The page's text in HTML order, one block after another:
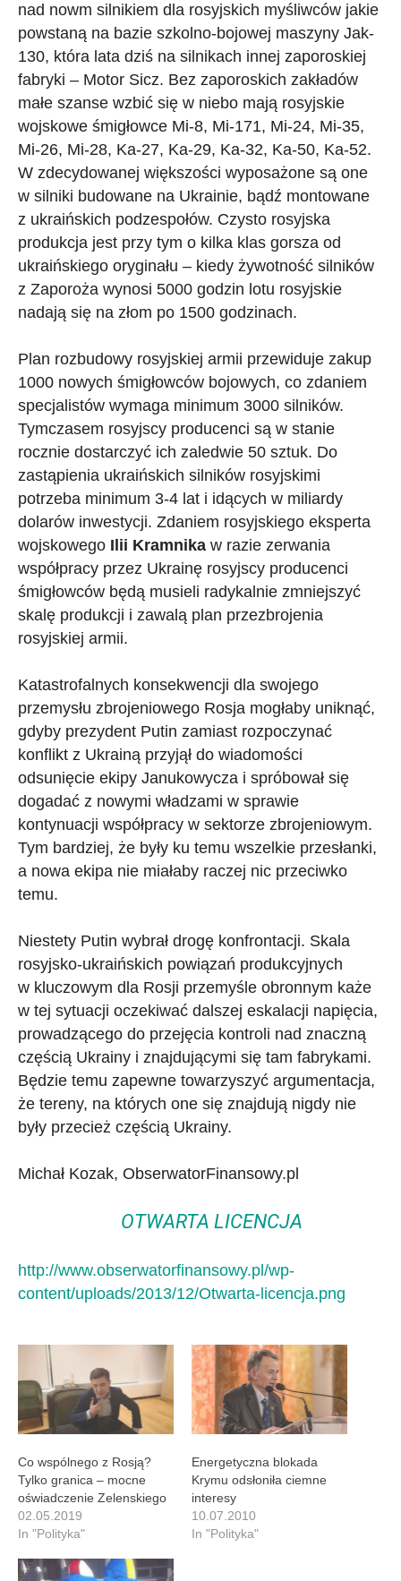
nad nowm silnikiem dla rosyjskich myśliwców jakie
powstaną na bazie szkolno-bojowej maszyny Jak-
130, która lata dziś na silnikach innej zaporoskiej
fabryki – Motor Sicz. Bez zaporoskich zakładów
małe szanse wzbić się w niebo mają rosyjskie
wojskowe śmigłowce Mi-8, Mi-171, Mi-24, Mi-35,
Mi-26, Mi-28, Ka-27, Ka-29, Ka-32, Ka-50, Ka-52.
W zdecydowanej większości wyposażone są one
w silniki budowane na Ukrainie, bądź montowane
z ukraińskich podzespołów. Czysto rosyjska
produkcja jest przy tym o kilka klas gorsza od
ukraińskiego oryginału – kiedy żywotność silników
z Zaporoża wynosi 5000 godzin lotu rosyjskie
nadają się na złom po 1500 godzinach.
Plan rozbudowy rosyjskiej armii przewiduje zakup
1000 nowych śmigłowców bojowych, co zdaniem
specjalistów wymaga minimum 3000 silników.
Tymczasem rosyjscy producenci są w stanie
rocznie dostarczyć ich zaledwie 50 sztuk. Do
zastąpienia ukraińskich silników rosyjskimi
potrzeba minimum 3-4 lat i idących w miliardy
dolarów inwestycji. Zdaniem rosyjskiego eksperta
wojskowego Ilii Kramnika w razie zerwania
współpracy przez Ukrainę rosyjscy producenci
śmigłowców będą musieli radykalnie zmniejszyć
skalę produkcji i zawalą plan przezbrojenia
rosyjskiej armii.
Katastrofalnych konsekwencji dla swojego
przemysłu zbrojeniowego Rosja mogłaby uniknąć,
gdyby prezydent Putin zamiast rozpoczynać
konflikt z Ukrainą przyjął do wiadomości
odsunięcie ekipy Janukowycza i spróbował się
dogadać z nowymi władzami w sprawie
kontynuacji współpracy w sektorze zbrojeniowym.
Tym bardziej, że były ku temu wszelkie przesłanki,
a nowa ekipa nie miałaby raczej nic przeciwko
temu.
Niestety Putin wybrał drogę konfrontacji. Skala
rosyjsko-ukraińskich powiązań produkcyjnych
w kluczowym dla Rosji przemyśle obronnym każe
w tej sytuacji oczekiwać dalszej eskalacji napięcia,
prowadzącego do przejęcia kontroli nad znaczną
częścią Ukrainy i znajdującymi się tam fabrykami.
Będzie temu zapewne towarzyszyć argumentacja,
że tereny, na których one się znajdują nigdy nie
były przecież częścią Ukrainy.
Michał Kozak, ObserwatorFinansowy.pl
OTWARTA LICENCJA
http://www.obserwatorfinansowy.pl/wp-
content/uploads/2013/12/Otwarta-licencja.png
Co wspólnego z Rosją?
Tylko granica – mocne
oświadczenie Zelenskiego
02.05.2019
In "Polityka"
Energetyczna blokada
Krymu odsłoniła ciemne
interesy
10.07.2010
In "Polityka"